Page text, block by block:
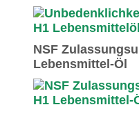
NSF
Lebensmittel-Öl